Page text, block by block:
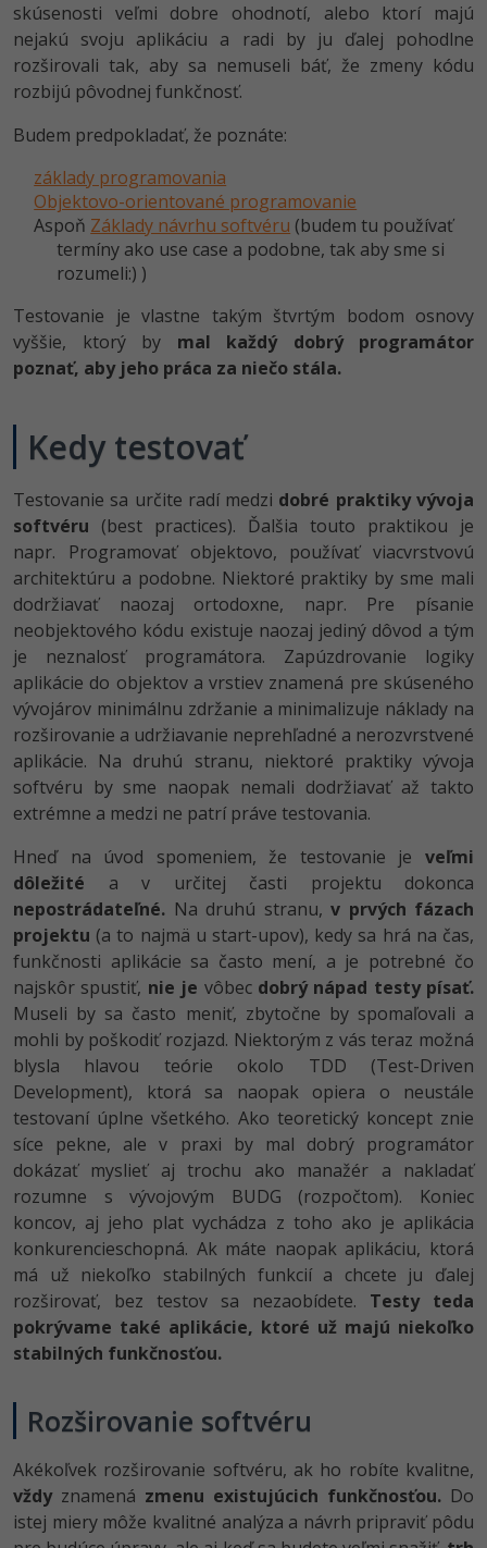
SQL
UML -80%
Algoritmy -41%
Umelá inteligencia
Pre deti
Viac
Fórum
Testovanie softvéru
Marketing
WordPress
SEO -30%
UX
Business
Copywriting -30%
MS Office -80%
Google Dokumenty
Time management
Fórum
Linux a UNIX
Siete
Kybernetická bezpečnost
Elektronický podpis
Windows
Kurzy dizajnu
HTML/CSS -80%
Photoshop -80%
Adobe Illustrator -80%
Adobe Lightroom -30%
Adobe XD -15%
Adobe InDesign
Adobe After Effects
Blender -80%
Inkscape
Fotografovanie -80%
Video
Ostatné
Fórum
Príbehy absolventov
Blog
Médiá
Kariéra
skúsenosti veľmi dobre ohodnotí, alebo ktorí majú
nejakú svoju aplikáciu a radi by ju ďalej pohodlne
rozširovali tak, aby sa nemuseli báť, že zmeny kódu
rozbijú pôvodnej funkčnosť.
Budem predpokladať, že poznáte:
základy programovania
Objektovo-orientované programovanie
Aspoň Základy návrhu softvéru (budem tu používať
termíny ako use case a podobne, tak aby sme si
rozumeli:) )
Testovanie je vlastne takým štvrtým bodom osnovy
vyššie, ktorý by mal každý dobrý programátor
poznať, aby jeho práca za niečo stála.
Kedy testovať
Testovanie sa určite radí medzi dobré praktiky vývoja
softvéru (best practices). Ďalšia touto praktikou je
napr. Programovať objektovo, používať viacvrstvovú
architektúru a podobne. Niektoré praktiky by sme mali
dodržiavať naozaj ortodoxne, napr. Pre písanie
neobjektového kódu existuje naozaj jediný dôvod a tým
je neznalosť programátora. Zapúzdrovanie logiky
aplikácie do objektov a vrstiev znamená pre skúseného
vývojárov minimálnu zdržanie a minimalizuje náklady na
rozširovanie a udržiavanie neprehľadné a nerozvrstvené
aplikácie. Na druhú stranu, niektoré praktiky vývoja
softvéru by sme naopak nemali dodržiavať až takto
extrémne a medzi ne patrí práve testovania.
Hneď na úvod spomeniem, že testovanie je veľmi
dôležité a v určitej časti projektu dokonca
nepostrádateľné. Na druhú stranu, v prvých fázach
projektu (a to najmä u start-upov), kedy sa hrá na čas,
funkčnosti aplikácie sa často mení, a je potrebné čo
najskôr spustiť, nie je vôbec dobrý nápad testy písať.
Museli by sa často meniť, zbytočne by spomaľovali a
mohli by poškodiť rozjazd. Niektorým z vás teraz možná
blysla hlavou teórie okolo TDD (Test-Driven
Development), ktorá sa naopak opiera o neustále
testovaní úplne všetkého. Ako teoretický koncept znie
síce pekne, ale v praxi by mal dobrý programátor
dokázať myslieť aj trochu ako manažér a nakladať
rozumne s vývojovým BUDG (rozpočtom). Koniec
koncov, aj jeho plat vychádza z toho ako je aplikácia
konkurencieschopná. Ak máte naopak aplikáciu, ktorá
má už niekoľko stabilných funkcií a chcete ju ďalej
rozširovať, bez testov sa nezaobídete. Testy teda
pokrývame také aplikácie, ktoré už majú niekoľko
stabilných funkčnosťou.
Rozširovanie softvéru
Akékoľvek rozširovanie softvéru, ak ho robíte kvalitne,
vždyznamená zmenu existujúcich funkčnosťou. Do
istej miery môže kvalitné analýza a návrh pripraviť pôdu